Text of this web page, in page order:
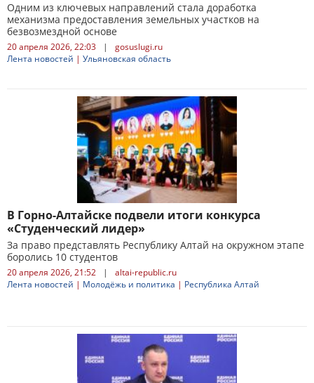
Одним из ключевых направлений стала доработка
механизма предоставления земельных участков на
безвозмездной основе
20 апреля 2026, 22:03 |
gosuslugi.ru
Лента новостей | Ульяновская область
В Горно-Алтайске подвели итоги конкурса
«Студенческий лидер»
За право представлять Республику Алтай на окружном этапе
боролись 10 студентов
20 апреля 2026, 21:52 |
altai-republic.ru
Лента новостей | Молодёжь и политика | Республика Алтай